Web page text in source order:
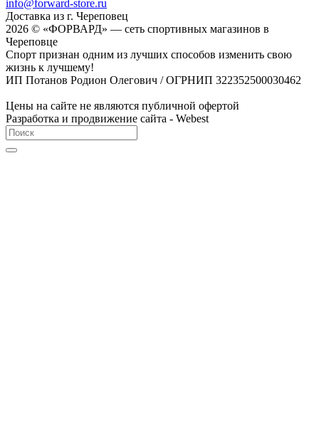
info@forward-store.ru
Доставка из г. Череповец
2026 © «ФОРВАРД» — сеть спортивных магазинов в
Череповце
Спорт признан одним из лучших способов изменить свою
жизнь к лучшему!
ИП Потанов Родион Олегович / ОГРНИП 322352500030462
Цены на сайте не являются публичной офертой
Разработка и продвижение сайта - Webest